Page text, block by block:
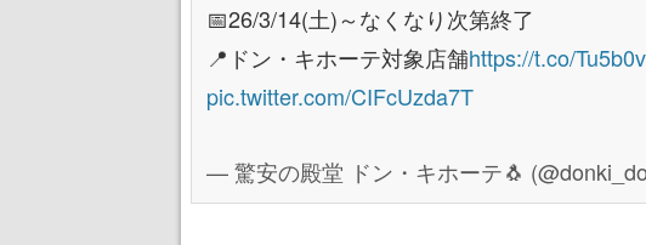
📅26/3/14(土)～なくなり次第終了
📍ドン・キホーテ対象店舗https://t.co/
pic.twitter.com/CIFcUzda7T
— 驚安の殿堂 ドン・キホーテ🐧